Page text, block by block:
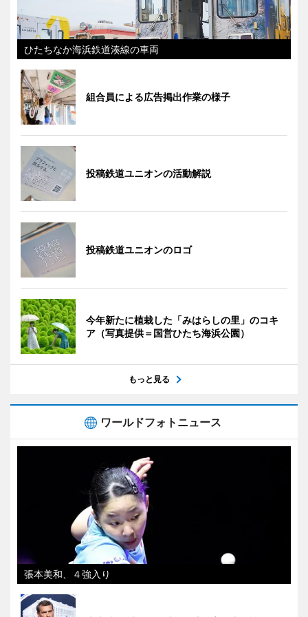
ひたちなか海浜鉄道湊線の車両
組合員による広告掲出作業の様子
投稿鉄道ユニオンの活動解説
投稿鉄道ユニオンのロゴ
今年新たに植栽した「みはらしの里」のコキ
ア（写真提供＝国営ひたち海浜公園）
もっと見る
ワールドフォトニュース
張本美和、４強入り